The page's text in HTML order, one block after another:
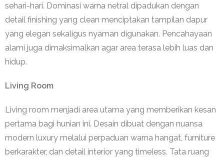
sehari-hari. Dominasi warna netral dipadukan dengan
detail finishing yang clean menciptakan tampilan dapur
yang elegan sekaligus nyaman digunakan. Pencahayaan
alami juga dimaksimalkan agar area terasa lebih luas dan
hidup.
Living Room
Living room menjadi area utama yang memberikan kesan
pertama bagi hunian ini. Desain dibuat dengan nuansa
modern luxury melalui perpaduan warna hangat, furniture
berkarakter, dan detail interior yang timeless. Tata ruang